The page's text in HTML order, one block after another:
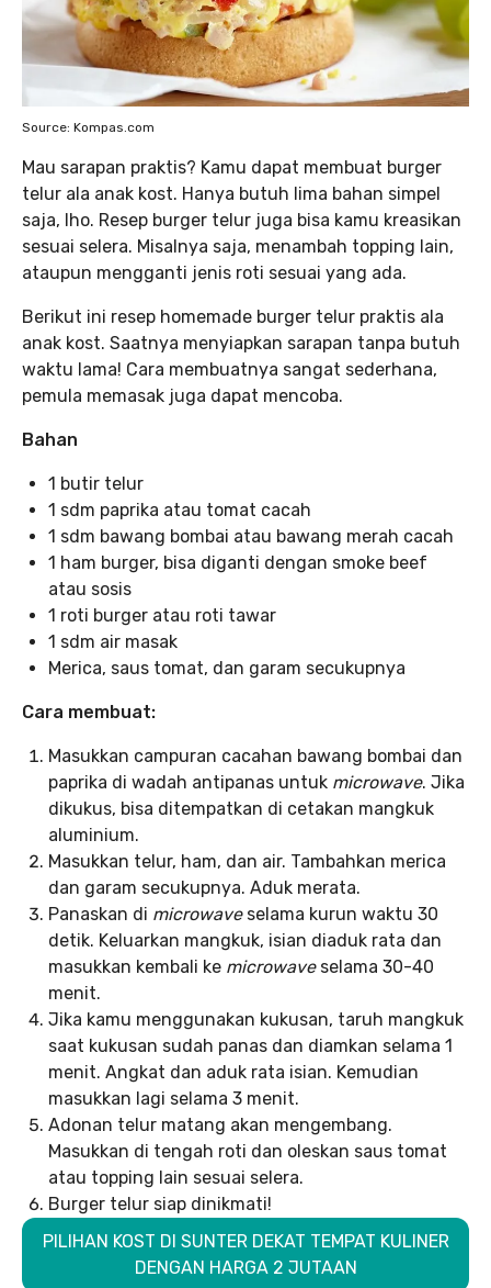
Source: Kompas.com
Mau sarapan praktis? Kamu dapat membuat burger
telur ala anak kost. Hanya butuh lima bahan simpel
saja, lho. Resep burger telur juga bisa kamu kreasikan
sesuai selera. Misalnya saja, menambah topping lain,
ataupun mengganti jenis roti sesuai yang ada.
Berikut ini resep homemade burger telur praktis ala
anak kost. Saatnya menyiapkan sarapan tanpa butuh
waktu lama! Cara membuatnya sangat sederhana,
pemula memasak juga dapat mencoba.
Bahan
1 butir telur
1 sdm paprika atau tomat cacah
1 sdm bawang bombai atau bawang merah cacah
1 ham burger, bisa diganti dengan smoke beef
atau sosis
1 roti burger atau roti tawar
1 sdm air masak
Merica, saus tomat, dan garam secukupnya
Cara membuat:
Masukkan campuran cacahan bawang bombai dan
paprika di wadah antipanas untuk microwave. Jika
dikukus, bisa ditempatkan di cetakan mangkuk
aluminium.
Masukkan telur, ham, dan air. Tambahkan merica
dan garam secukupnya. Aduk merata.
Panaskan di microwave selama kurun waktu 30
detik. Keluarkan mangkuk, isian diaduk rata dan
masukkan kembali ke microwave selama 30-40
menit.
Jika kamu menggunakan kukusan, taruh mangkuk
saat kukusan sudah panas dan diamkan selama 1
menit. Angkat dan aduk rata isian. Kemudian
masukkan lagi selama 3 menit.
Adonan telur matang akan mengembang.
Masukkan di tengah roti dan oleskan saus tomat
atau topping lain sesuai selera.
Burger telur siap dinikmati!
PILIHAN KOST DI SUNTER DEKAT TEMPAT KULINER
DENGAN HARGA 2 JUTAAN